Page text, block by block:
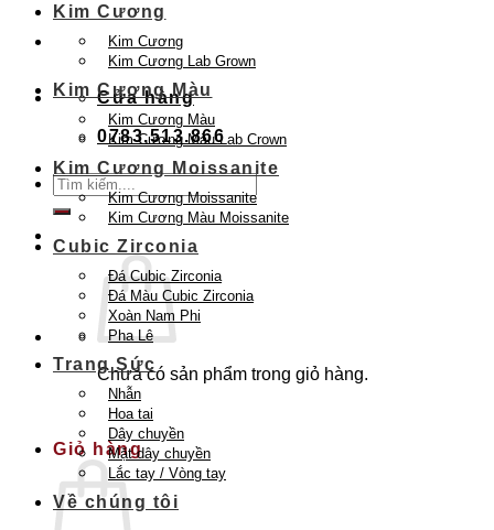
Cửa hàng
0783.513.866
Tìm
kiếm:
Chưa có sản phẩm trong giỏ hàng.
Quay trở lại cửa hàng
Giỏ hàng
Kim Cương
Kim Cương
Kim Cương Lab Grown
Kim Cương Màu
Kim Cương Màu
Kim Cương Màu Lab Crown
Kim Cương Moissanite
Kim Cương Moissanite
Kim Cương Màu Moissanite
Cubic Zirconia
Đá Cubic Zirconia
Đá Màu Cubic Zirconia
Xoàn Nam Phi
Pha Lê
Trang Sức
Nhẫn
Hoa tai
Dây chuyền
Mặt dây chuyền
Lắc tay / Vòng tay
Về chúng tôi